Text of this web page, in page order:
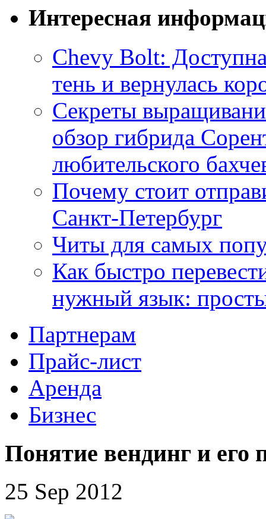
Интересная
Chevy Bolt:
тень и вернулась
Секреты
обзор гибрида
любительского
Почему стоит
Санкт-Петербург
Читы для самых
Как быстро
нужный язык:
Партнерам
Прайс-лист
Аренда
Бизнес
Понятие вендинг и его
25 Sep 2012